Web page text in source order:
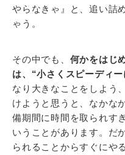
やらなきゃ』と、追い詰
ゃう。
その中でも、 何かをはじ
は、“小さくスピーディ
なり大きなことをしよう
けようと思うと、なかな
備期間に時間を取られす
いうことがあります。だ
られることからすぐにや